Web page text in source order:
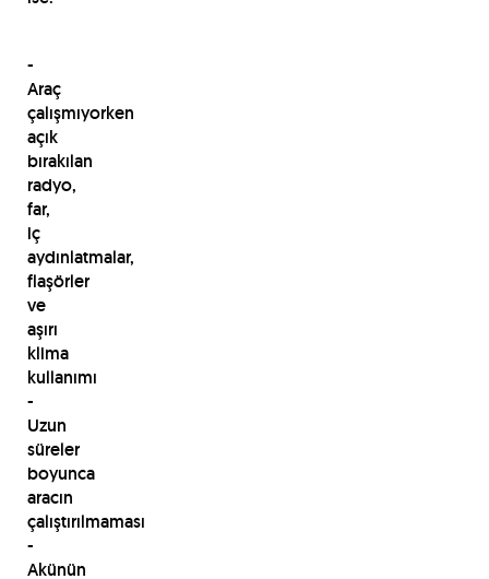
-
Araç
çalışmıyorken
açık
bırakılan
radyo,
far,
iç
aydınlatmalar,
flaşörler
ve
aşırı
klima
kullanımı
-
Uzun
süreler
boyunca
aracın
çalıştırılmaması
-
Akünün